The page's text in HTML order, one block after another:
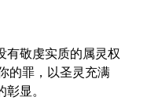
敬虔实质的属灵权
的罪，以圣灵充满
显。